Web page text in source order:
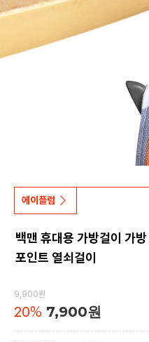
에이플럼
백맨 휴대용 가방걸이 가
포인트 열쇠걸이
9,900원
20% 7,900원